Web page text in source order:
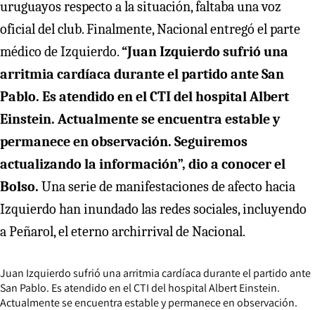
uruguayos respecto a la situación, faltaba una voz
oficial del club. Finalmente, Nacional entregó el parte
médico de Izquierdo.“Juan Izquierdo sufrió una
arritmia cardíaca durante el partido ante San
Pablo. Es atendido en el CTI del hospital Albert
Einstein. Actualmente se encuentra estable y
permanece en observación. Seguiremos
actualizando la información”, dio a conocer el
Bolso. Una serie de manifestaciones de afecto hacia
Izquierdo han inundado las redes sociales, incluyendo
a Peñarol, el eterno archirrival de Nacional.
Juan Izquierdo sufrió una arritmia cardíaca durante el partido ante
San Pablo. Es atendido en el CTI del hospital Albert Einstein.
Actualmente se encuentra estable y permanece en observación.